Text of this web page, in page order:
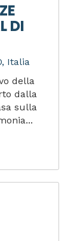
DI
Italia
della
dalla
sulla